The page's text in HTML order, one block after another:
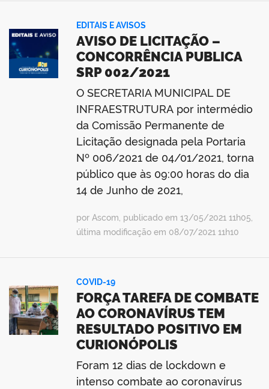
EDITAIS E AVISOS
AVISO DE LICITAÇÃO –
CONCORRÊNCIA PUBLICA
SRP 002/2021
O SECRETARIA MUNICIPAL DE
INFRAESTRUTURA por intermédio
da Comissão Permanente de
Licitação designada pela Portaria
Nº 006/2021 de 04/01/2021, torna
público que às 09:00 horas do dia
14 de Junho de 2021,
por Ascom, publicado em 13/05/2021 11h05,
última modificação em 08/07/2021 11h10
COVID-19
FORÇA TAREFA DE COMBATE
AO CORONAVÍRUS TEM
RESULTADO POSITIVO EM
CURIONÓPOLIS
Foram 12 dias de lockdown e
intenso combate ao coronavírus